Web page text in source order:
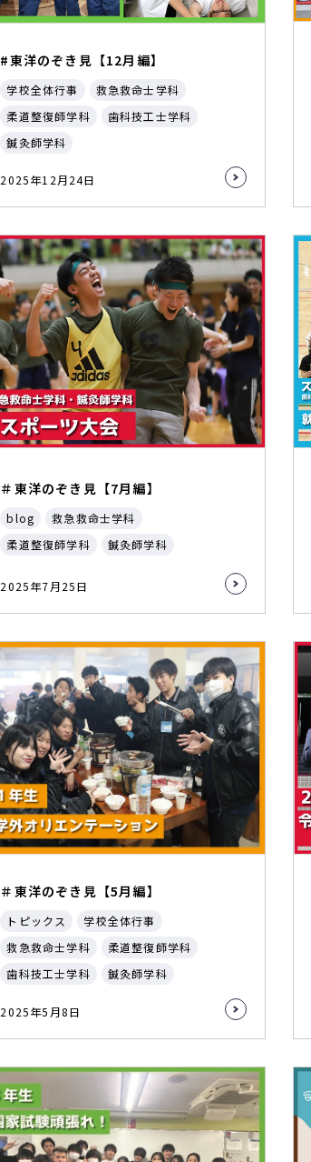
#東洋のぞき見【12月編】
学校全体行事
救急救命士学科
柔道整復師学科
歯科技工士学科
鍼灸師学科
2025年12月24日
＃東洋のぞき見【7月編】
blog
救急救命士学科
柔道整復師学科
鍼灸師学科
2025年7月25日
＃東洋のぞき見【5月編】
トピックス
学校全体行事
救急救命士学科
柔道整復師学科
歯科技工士学科
鍼灸師学科
2025年5月8日